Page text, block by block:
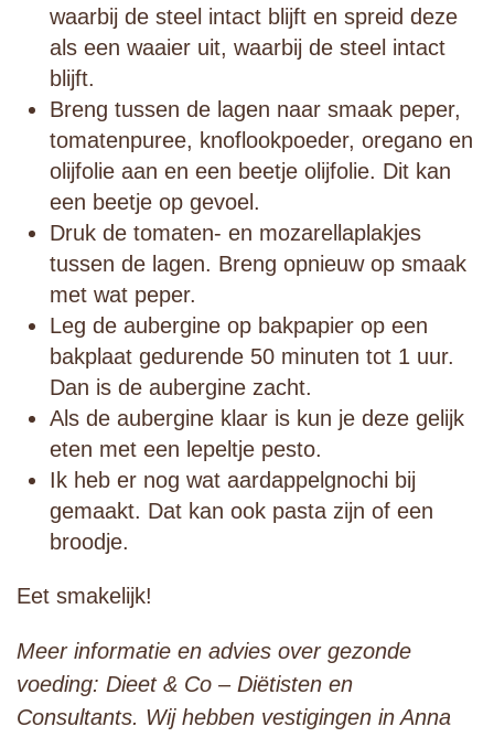
waarbij de steel intact blijft en spreid deze
als een waaier uit, waarbij de steel intact
blijft.
Breng tussen de lagen naar smaak peper,
tomatenpuree, knoflookpoeder, oregano en
olijfolie aan en een beetje olijfolie. Dit kan
een beetje op gevoel.
Druk de tomaten- en mozarellaplakjes
tussen de lagen. Breng opnieuw op smaak
met wat peper.
Leg de aubergine op bakpapier op een
bakplaat gedurende 50 minuten tot 1 uur.
Dan is de aubergine zacht.
Als de aubergine klaar is kun je deze gelijk
eten met een lepeltje pesto.
Ik heb er nog wat aardappelgnochi bij
gemaakt. Dat kan ook pasta zijn of een
broodje.
Eet smakelijk!
Meer informatie en advies over gezonde
voeding: Dieet & Co – Diëtisten en
Consultants. Wij hebben vestigingen in Anna